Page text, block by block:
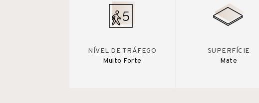
NÍVEL DE TRÁFEGO
Muito Forte
SUPERFÍCIE
Mate